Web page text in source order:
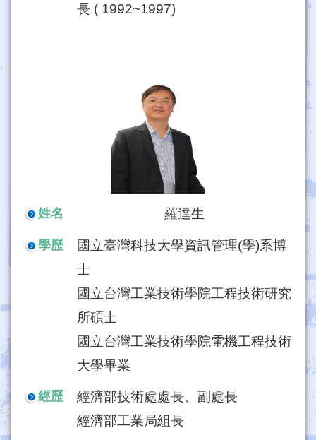
長 ( 1992~1997)
姓名 羅達生
學歷
國立臺灣科技大學資訊管理(學)系博
士
國立台灣工業技術學院工程技術研究
所碩士
國立台灣工業技術學院電機工程技術
大學畢業
經歷
經濟部技術處處長、副處長
經濟部工業局組長